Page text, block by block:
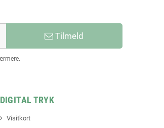
Tilmeld
DIGITAL TRYK
Visitkort